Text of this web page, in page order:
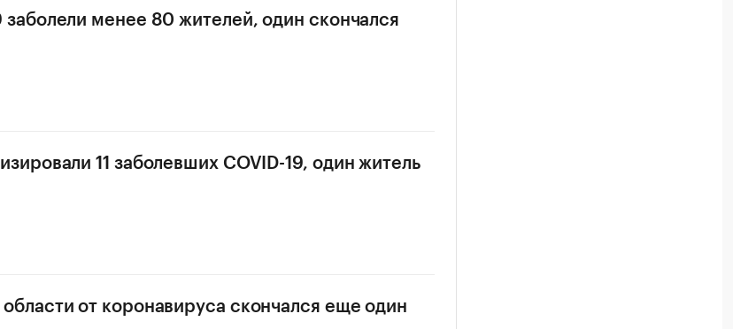
заболели менее 80 жителей, один скончался
11 заболевших COVID-19, один житель
от коронавируса скончался еще один